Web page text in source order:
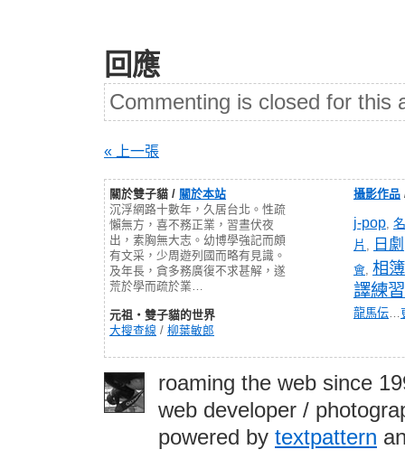
回應
Commenting is closed for this
« 上一張
關於雙子貓 / 關於本站
沉浮網路十數年，久居台北。性疏
懶無方，喜不務正業，習晝伏夜
出，素胸無大志。幼博學強記而頗
有文采，少周遊列國而略有見識。
及年長，貪多務廣復不求甚解，遂
荒於學而疏於業…
元祖‧雙子貓的世界
大搜查線 / 柳葉敏郎
攝影作品
j-pop,
片 , 日劇
會, 相簿
譯練習
龍馬伝…
roaming the web since
web developer /
powered by textpattern